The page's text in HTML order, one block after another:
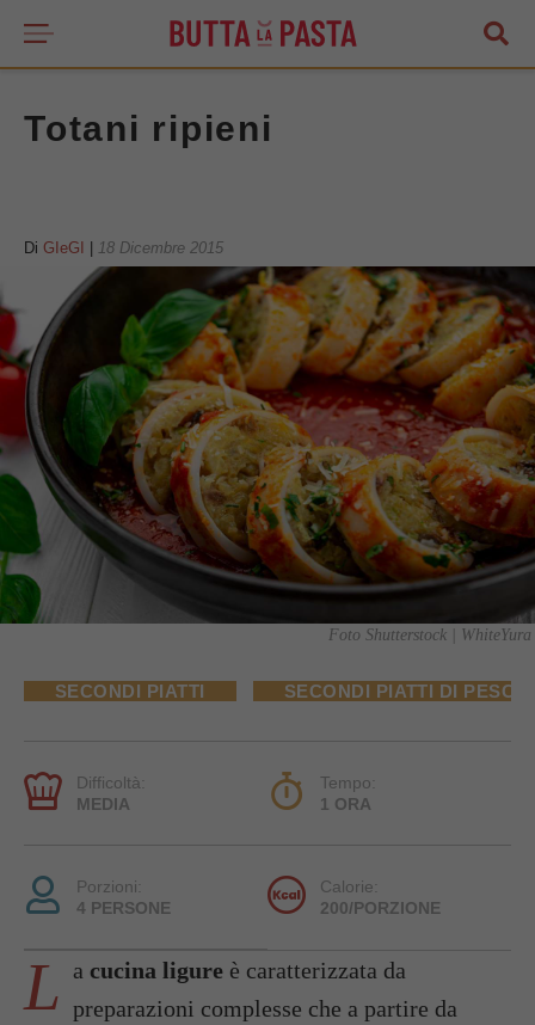
Totani ripieni
Di GIeGI 18 Dicembre 2015
Foto Shutterstock | WhiteYura
SECONDI PIATTI SECONDI PIATTI DI PESCE
Difficoltà:
MEDIA
Tempo:
1 ORA
Porzioni:
4 PERSONE
Calorie:
200/PORZIONE
L a cucina ligure è caratterizzata da
preparazioni complesse che a partire da